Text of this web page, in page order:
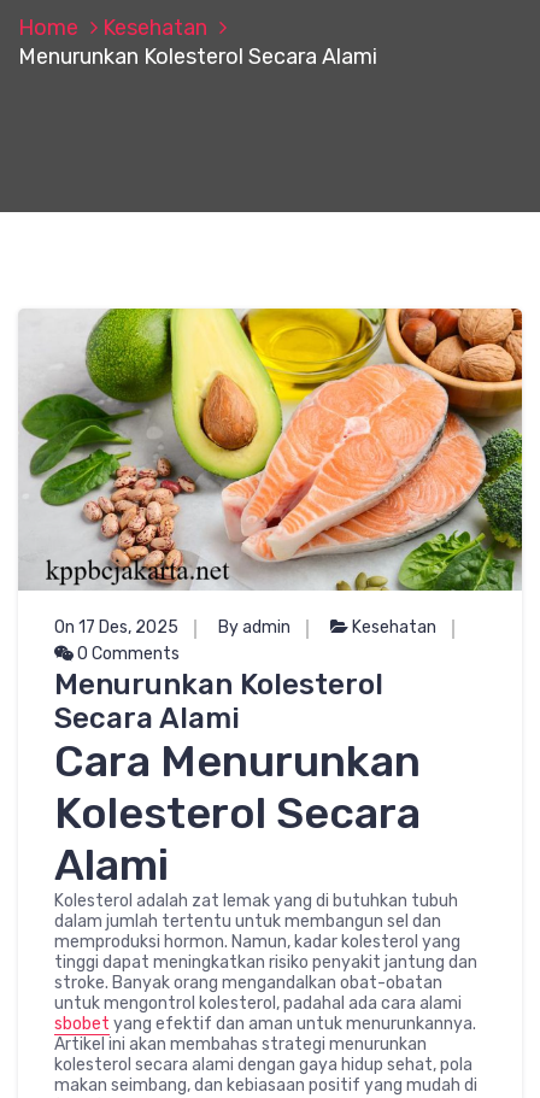
Home
Kesehatan
Menurunkan Kolesterol Secara Alami
On 17 Des, 2025 By admin
Kesehatan
0 Comments
Menurunkan Kolesterol
Secara Alami
Cara Menurunkan
Kolesterol Secara
Alami
Kolesterol adalah zat lemak yang di butuhkan tubuh
dalam jumlah tertentu untuk membangun sel dan
memproduksi hormon. Namun, kadar kolesterol yang
tinggi dapat meningkatkan risiko penyakit jantung dan
stroke. Banyak orang mengandalkan obat-obatan
untuk mengontrol kolesterol, padahal ada cara alami
sbobet yang efektif dan aman untuk menurunkannya.
Artikel ini akan membahas strategi menurunkan
kolesterol secara alami dengan gaya hidup sehat, pola
makan seimbang, dan kebiasaan positif yang mudah di